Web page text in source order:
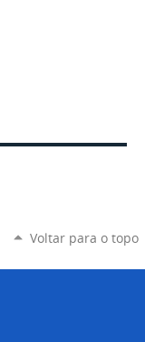
Voltar para o topo